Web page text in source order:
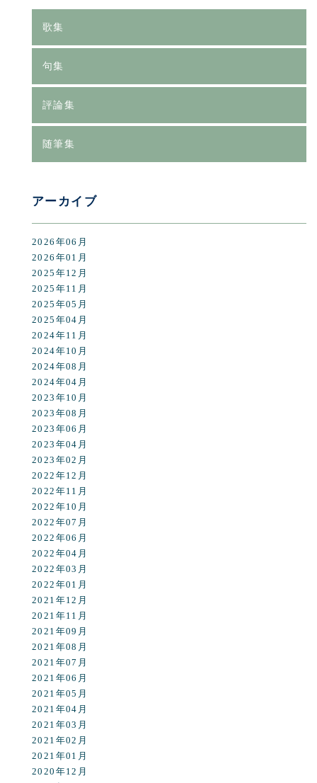
歌集
句集
評論集
随筆集
アーカイブ
2026年06月
2026年01月
2025年12月
2025年11月
2025年05月
2025年04月
2024年11月
2024年10月
2024年08月
2024年04月
2023年10月
2023年08月
2023年06月
2023年04月
2023年02月
2022年12月
2022年11月
2022年10月
2022年07月
2022年06月
2022年04月
2022年03月
2022年01月
2021年12月
2021年11月
2021年09月
2021年08月
2021年07月
2021年06月
2021年05月
2021年04月
2021年03月
2021年02月
2021年01月
2020年12月